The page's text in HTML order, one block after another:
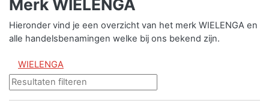
Merk WIELENGA
Hieronder vind je een overzicht van het merk WIELENGA en
alle handelsbenamingen welke bij ons bekend zijn.
WIELENGA